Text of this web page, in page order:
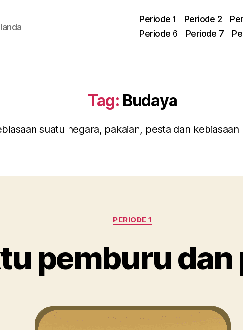
Periode 1 Periode 2
Periode 6
Periode 7
Tag: Budaya
suatu negara, pakaian, pesta dan kebiasaan
Kategori
PERIODE 1
pemburu dan